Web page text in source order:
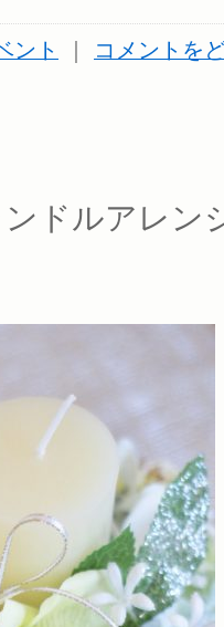
ント コメントを
ドルアレン